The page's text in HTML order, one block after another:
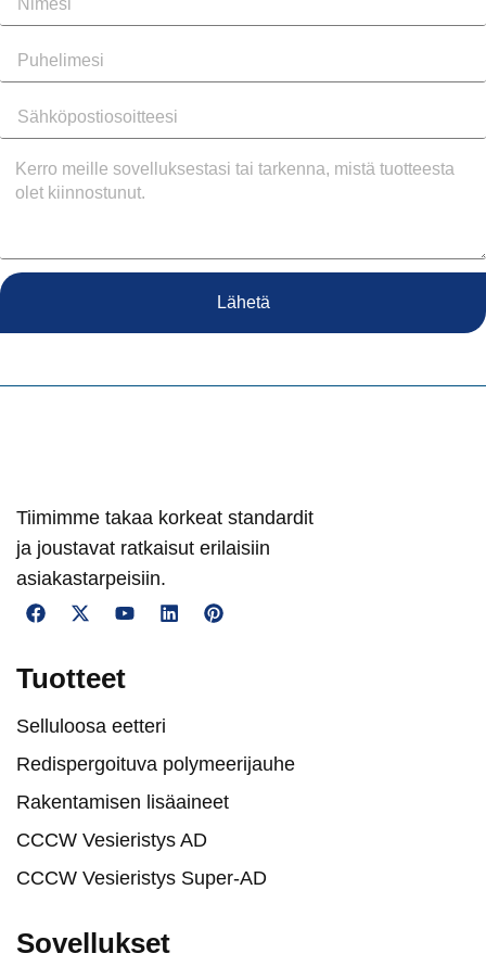
Lähetä
Tiimimme takaa korkeat standardit
ja joustavat ratkaisut erilaisiin
asiakastarpeisiin.
Tuotteet
Selluloosa eetteri
Redispergoituva polymeerijauhe
Rakentamisen lisäaineet
CCCW Vesieristys AD
CCCW Vesieristys Super-AD
Sovellukset